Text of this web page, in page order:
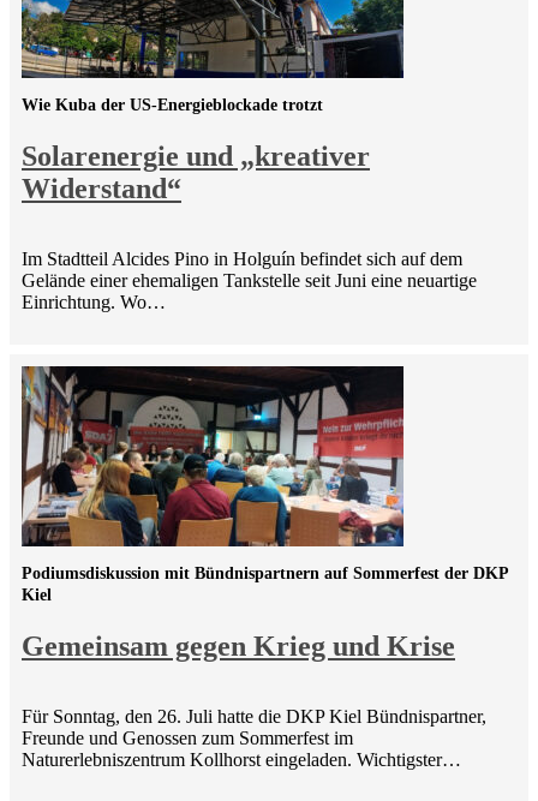
Solarenergie und „kreativer
Widerstand“
Wie Kuba der US-Energieblockade trotzt
Im Stadtteil Alcides Pino in Holguín befindet sich auf dem
Gelände einer ehemaligen Tankstelle seit Juni eine neuartige
Einrichtung. Wo…
Gemeinsam gegen Krieg und Krise
Podiumsdiskussion mit Bündnispartnern auf Sommerfest der DKP
Kiel
Für Sonntag, den 26. Juli hatte die DKP Kiel Bündnispartner,
Freunde und Genossen zum Sommerfest im
Naturerlebniszentrum Kollhorst eingeladen. Wichtigster…